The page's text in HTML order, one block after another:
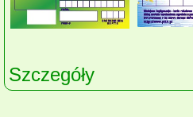
Szczegóły